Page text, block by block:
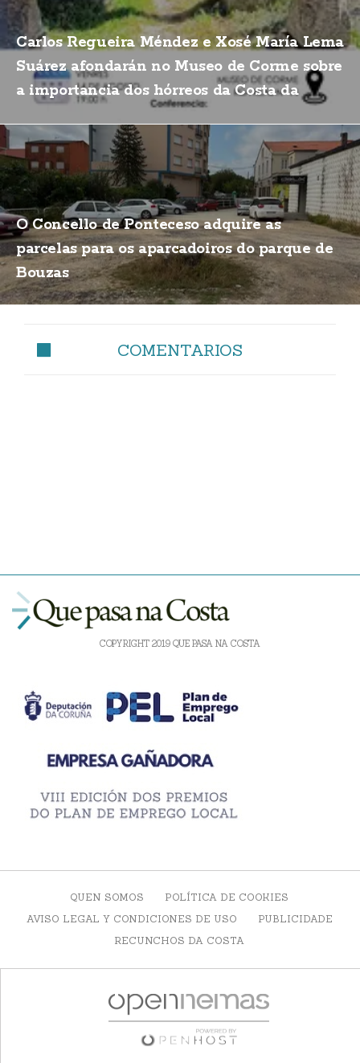
Carlos Regueira Méndez e Xosé María Lema
Suárez afondarán no Museo de Corme sobre
a importancia dos hórreos da Costa da
O Concello de Ponteceso adquire as
parcelas para os aparcadoiros do parque de
Bouzas
COMENTARIOS
COPYRIGHT 2019 QUE PASA NA COSTA
QUEN SOMOS
POLÍTICA DE COOKIES
AVISO LEGAL Y CONDICIONES DE USO
PUBLICIDADE
RECUNCHOS DA COSTA